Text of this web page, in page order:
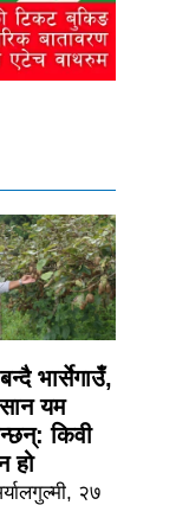
भार्सेगाउँ,
यम
किवी
हो
२७